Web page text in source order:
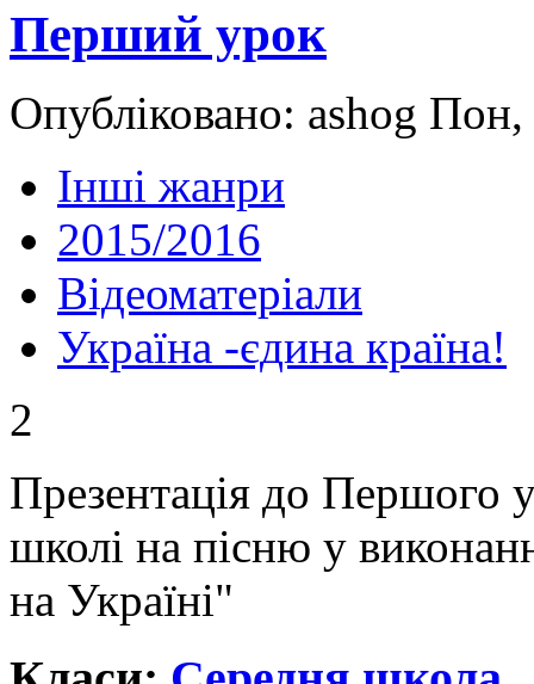
Перший урок
Опубліковано: ashog
Інші жанри
2015/2016
Відеоматеріали
Україна -єдина країна!
2
Презентація до Першого
школі на пісню у
на Україні"